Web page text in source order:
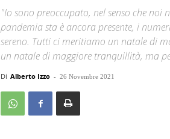
"Io sono preoccupato, nel senso che
pandemia sta è ancora presente, i
sereno. Tutti ci meritiamo un natale di
un natale di maggiore tranquillità, ma
Di Alberto Izzo - 26 Novembre 2021